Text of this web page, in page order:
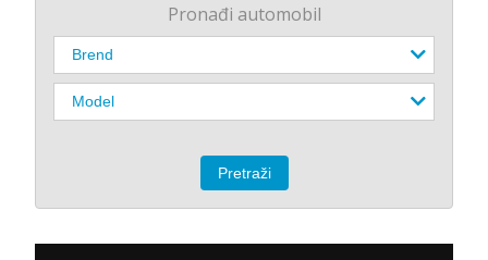
Pronađi automobil